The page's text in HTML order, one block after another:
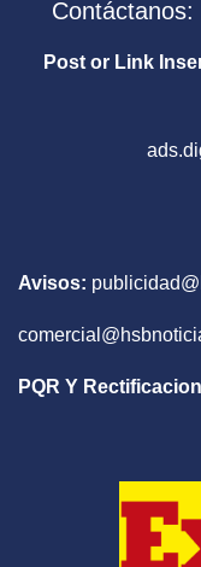
Post or Link
Avisos:
PQR Y